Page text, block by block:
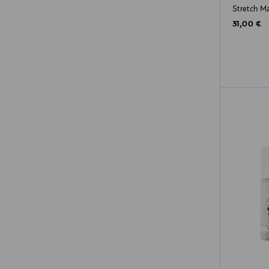
Stretch
Original
31,00 €